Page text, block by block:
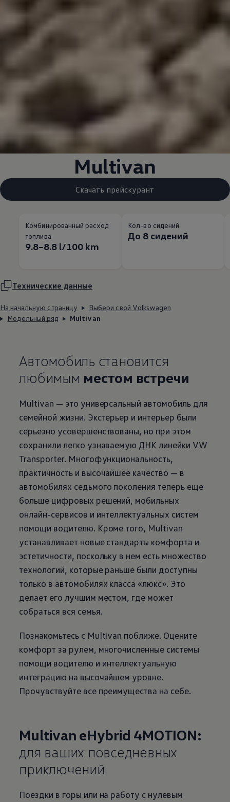
Multivan
Скачать прейскурант
Комбинированный расход
топлива
9.8–8.8 l/100 km
Кол-во сидений
До 8 сидений
Технические данные
На начальную страницу
Выбери свой Volkswagen
Модельный ряд
Multivan
Автомобиль становится
любимым местом встречи
Multivan — это универсальный автомобиль для
семейной жизни. Экстерьер и интерьер были
серьезно усовершенствованы, но при этом
сохранили легко узнаваемую ДНК линейки VW
Transporter. Многофункциональность,
практичность и высочайшее качество — в
автомобилях седьмого поколения теперь еще
больше цифровых решений, мобильных
онлайн-сервисов и интеллектуальных систем
помощи водителю. Кроме того, Multivan
устанавливает новые стандарты комфорта и
эстетичности, поскольку в нем есть множество
технологий, которые раньше были доступны
только в автомобилях класса «люкс». Это
делает его лучшим местом, где может
собраться вся семья.
Познакомьтесь с Multivan поближе. Оцените
комфорт за рулем, многочисленные системы
помощи водителю и интеллектуальную
интеграцию на высочайшем уровне.
Прочувствуйте все преимущества на себе.
Multivan eHybrid 4MOTION:
для ваших повседневных
приключений
Поездки в горы или на работу с нулевым